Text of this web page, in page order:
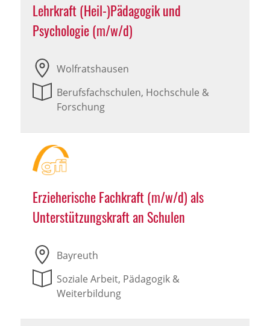
Lehrkraft (Heil-)Pädagogik und
Psychologie (m/w/d)
Wolfratshausen
Berufsfachschulen, Hochschule &
Forschung
Erzieherische Fachkraft (m/w/d) als
Unterstützungskraft an Schulen
Bayreuth
Soziale Arbeit, Pädagogik &
Weiterbildung